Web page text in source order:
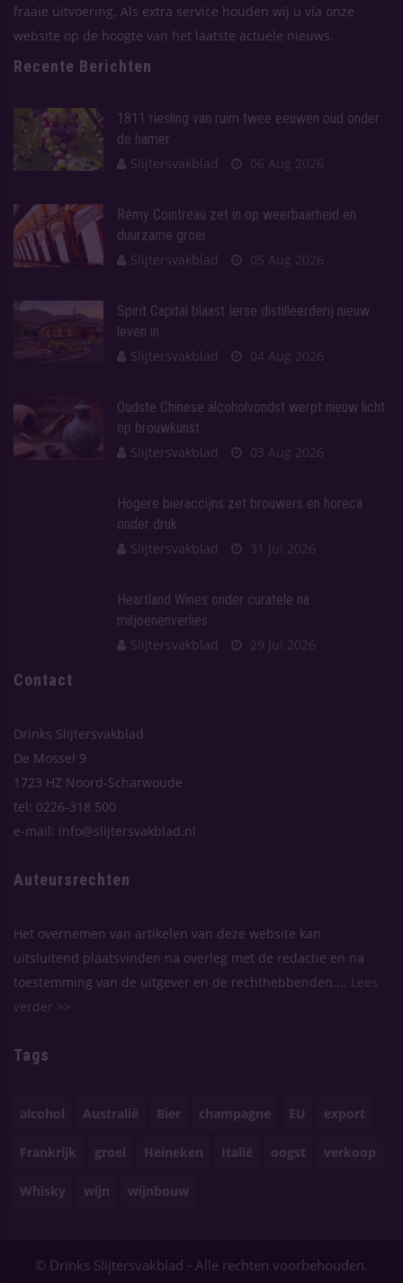
fraaie uitvoering. Als extra service houden wij u via onze
website op de hoogte van het laatste actuele nieuws.
Recente Berichten
1811 riesling van ruim twee eeuwen oud onder
de hamer
Slijtersvakblad
06 Aug 2026
Rémy Cointreau zet in op weerbaarheid en
duurzame groei
Slijtersvakblad
05 Aug 2026
Spirit Capital blaast Ierse distilleerderij nieuw
leven in
Slijtersvakblad
04 Aug 2026
Oudste Chinese alcoholvondst werpt nieuw licht
op brouwkunst
Slijtersvakblad
03 Aug 2026
Hogere bieraccijns zet brouwers en horeca
onder druk
Slijtersvakblad
31 Jul 2026
Heartland Wines onder curatele na
miljoenenverlies
Slijtersvakblad
29 Jul 2026
Contact
Drinks Slijtersvakblad
De Mossel 9
1723 HZ Noord-Scharwoude
tel: 0226-318 500
e-mail: info@slijtersvakblad.nl
Auteursrechten
Het overnemen van artikelen van deze website kan
uitsluitend plaatsvinden na overleg met de redactie en na
toestemming van de uitgever en de rechthebbenden....
Lees
verder >>
Tags
alcohol Australië Bier champagne EU export
Frankrijk groei Heineken Italië oogst verkoop
Whisky wijn wijnbouw
© Drinks Slijtersvakblad - Alle rechten voorbehouden.